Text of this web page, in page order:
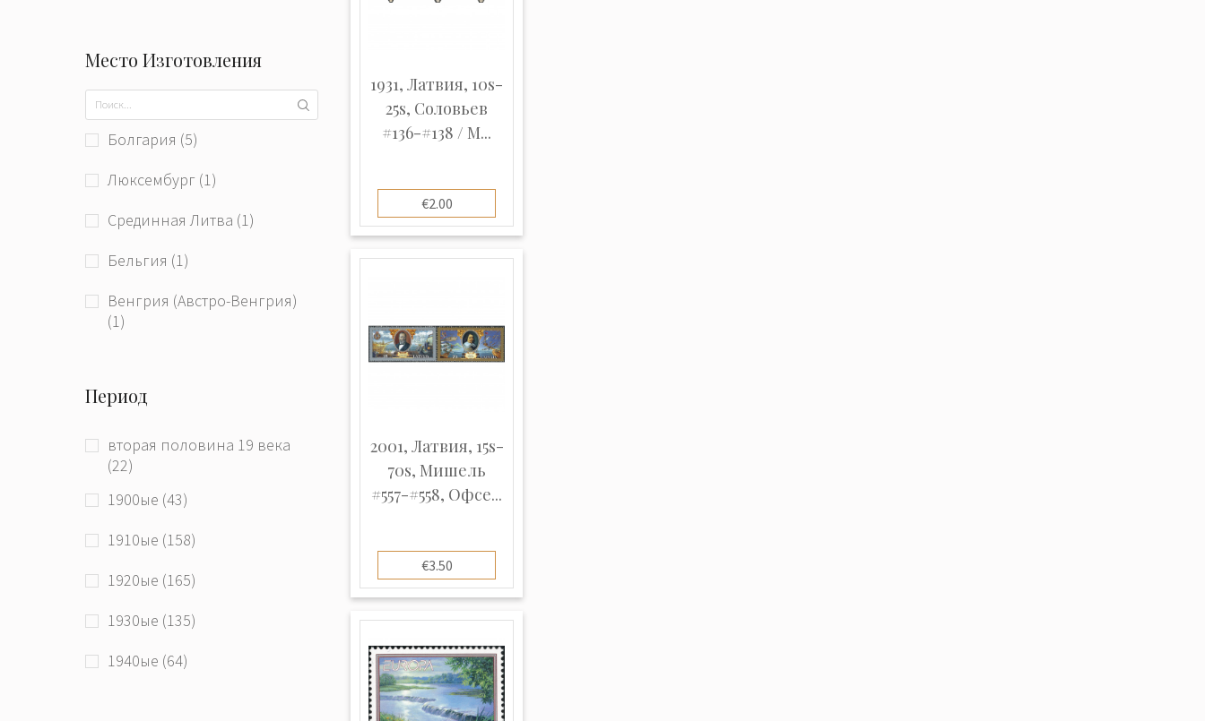
Место Изготовления
Болгария (5)
Люксембург (1)
Срединная Литва (1)
Бельгия (1)
Венгрия (Австро-Венгрия)
(1)
Германия (Демократическая
Латвия (301)
Латвия (Российская
Латвия (СССР) (2)
Литва (131)
Польша (12)
Россия (33)
Период
вторая половина 19 века
(22)
1900ые (43)
1910ые (158)
1920ые (165)
1930ые (135)
1940ые (64)
1931, Латвия, 10s-
25s, Соловьев
#136-#138 / М...
€2.00
2001, Латвия, 15s-
70s, Мишель
#557-#558, Офсе...
€3.50